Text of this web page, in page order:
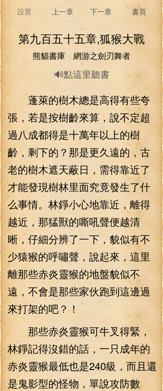
設置 上一章 下一章 書頁
第九百五十五章,狐猴大戰
熊貓書庫 網游之劍刃舞者
🔊點這里聽書
蓬萊的樹木總是高得有些夸
張，若是按樹齡來算，說不定超
過八成都得是十萬年以上的樹
齡，剩下的？那是更久遠的，古
老的樹木遮天蔽日，需得靠近了
才能發現樹林里面究竟發生了什
么事情。林錚小心地靠近，離得
越近，那猛獸的嘶吼聲便越清
晰，仔細分辨了一下，貌似有不
少猿猴的呼嘯聲，說起來，這里
離那些赤炎靈猴的地盤貌似不
遠，不會是那些家伙跑到這邊過
來打架的吧？！
那些赤炎靈猴可牛叉得緊，
林錚記得沒錯的話，一只成年的
赤炎靈猴最低也是240級，而且還
是鬼影型的怪物，單說攻防數